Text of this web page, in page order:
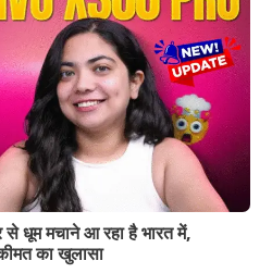
धूम मचाने आ रहा है भारत में,
का खुलासा